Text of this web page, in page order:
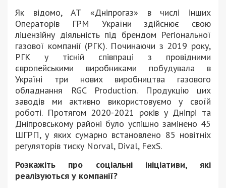
Як відомо, АТ «Дніпрогаз» в числі інших
Операторів ГРМ України здійснює свою
ліцензійну діяльність під брендом Регіональної
газової компанії (РГК). Починаючи з 2019 року,
РГК у тісній співпраці з провідними
європейськими виробниками побудувала в
Україні три нових виробництва газового
обладнання RGC Production. Продукцію цих
заводів ми активно використовуємо у своїй
роботі. Протягом 2020-2021 років у Дніпрі та
Дніпровському районі було успішно замінено 45
ШГРП, у яких сумарно встановлено 85 новітніх
регуляторів тиску Norval, Dival, FexS.
Розкажіть про соціальні ініціативи, які
реалізуються у компанії?